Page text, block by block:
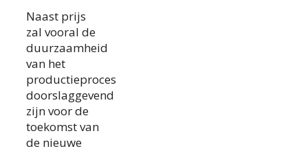
Naast prijs
zal vooral de
duurzaamheid
van het
productieproces
doorslaggevend
zijn voor de
toekomst van
de nieuwe